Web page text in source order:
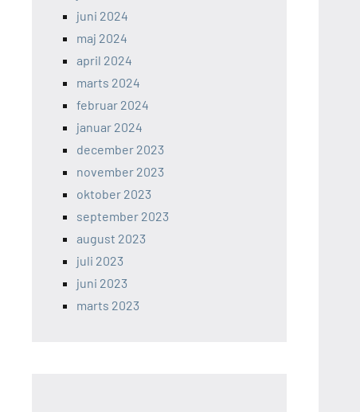
juni 2024
maj 2024
april 2024
marts 2024
februar 2024
januar 2024
december 2023
november 2023
oktober 2023
september 2023
august 2023
juli 2023
juni 2023
marts 2023